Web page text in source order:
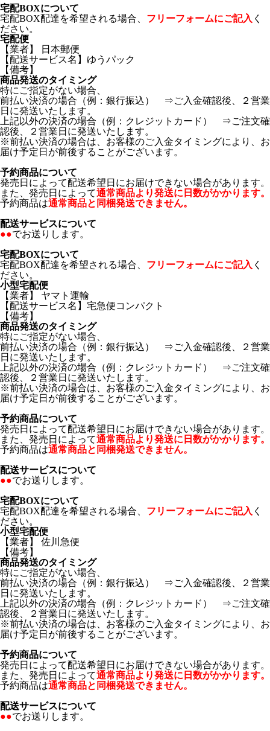
宅配BOXについて
宅配BOX配達を希望される場合、 フリーフォームにご記入 く
ださい。
宅配便
【業者】 日本郵便
【配送サービス名】ゆうパック
【備考】
商品発送のタイミング
特にご指定がない場合、
前払い決済の場合（例：銀行振込） ⇒ご入金確認後、２営業
日に発送いたします。
上記以外の決済の場合（例：クレジットカード） ⇒ご注文確
認後、２営業日に発送いたします。
※前払い決済の場合は、お客様のご入金タイミングにより、お
届け予定日が前後することがございます。
予約商品について
発売日によって配送希望日にお届けできない場合があります。
また、発売日によって通常商品より発送に日数がかかります。
予約商品は通常商品と同梱発送できません。
配送サービスについて
●●でお送りします。
宅配BOXについて
宅配BOX配達を希望される場合、 フリーフォームにご記入 く
ださい。
小型宅配便
【業者】 ヤマト運輸
【配送サービス名】宅急便コンパクト
【備考】
商品発送のタイミング
特にご指定がない場合、
前払い決済の場合（例：銀行振込） ⇒ご入金確認後、２営業
日に発送いたします。
上記以外の決済の場合（例：クレジットカード） ⇒ご注文確
認後、２営業日に発送いたします。
※前払い決済の場合は、お客様のご入金タイミングにより、お
届け予定日が前後することがございます。
予約商品について
発売日によって配送希望日にお届けできない場合があります。
また、発売日によって通常商品より発送に日数がかかります。
予約商品は通常商品と同梱発送できません。
配送サービスについて
●●でお送りします。
宅配BOXについて
宅配BOX配達を希望される場合、 フリーフォームにご記入 く
ださい。
小型宅配便
【業者】 佐川急便
【備考】
商品発送のタイミング
特にご指定がない場合、
前払い決済の場合（例：銀行振込） ⇒ご入金確認後、２営業
日に発送いたします。
上記以外の決済の場合（例：クレジットカード） ⇒ご注文確
認後、２営業日に発送いたします。
※前払い決済の場合は、お客様のご入金タイミングにより、お
届け予定日が前後することがございます。
予約商品について
発売日によって配送希望日にお届けできない場合があります。
また、発売日によって通常商品より発送に日数がかかります。
予約商品は通常商品と同梱発送できません。
配送サービスについて
●●でお送りします。